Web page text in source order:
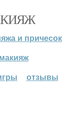
и причесок
отзывы